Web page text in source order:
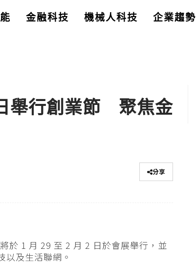
金融科技 機械人科技 企業趨勢
舉行創業節 聚焦金
分享
於 1 月 29 至 2 月 2 日於會展舉行，並
以及生活聯網。